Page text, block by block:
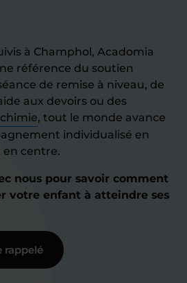
à Champhol, Acadomia
référence du soutien
de remise à niveau, de
aux devoirs ou des
, tout le monde avance
individualisé en
en centre.
nous pour savoir comment
votre enfant à atteindre ses
rappelé